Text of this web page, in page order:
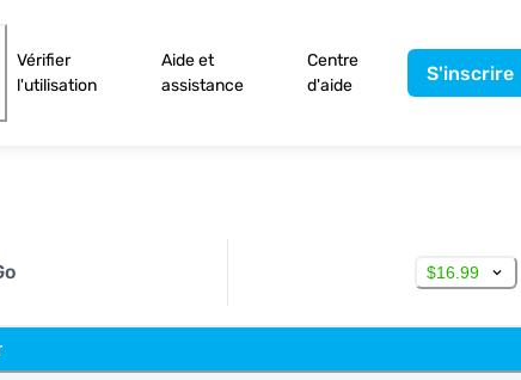
Vérifier
l'utilisation
Aide et
assistance
Centre
d'aide
S'inscrire
$16.99